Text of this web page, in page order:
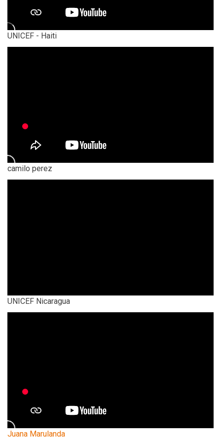
UNICEF - Haiti
camilo perez
UNICEF Nicaragua
Juana Marulanda